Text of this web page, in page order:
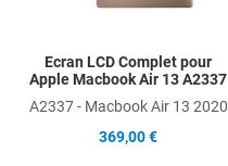
Ecran LCD Complet pour
Apple Macbook Air 13 A2337
A2337 - Macbook Air 13 2020
369,00 €